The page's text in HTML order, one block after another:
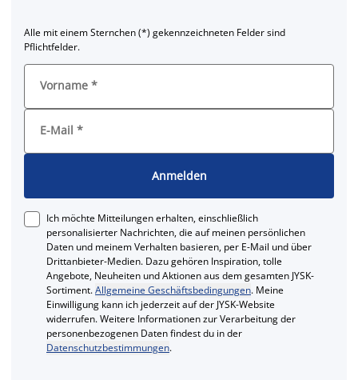
Alle mit einem Sternchen (*) gekennzeichneten Felder sind
Pflichtfelder.
Vorname *
E-Mail *
Anmelden
Ich möchte Mitteilungen erhalten, einschließlich
personalisierter Nachrichten, die auf meinen persönlichen
Daten und meinem Verhalten basieren, per E-Mail und über
Drittanbieter-Medien. Dazu gehören Inspiration, tolle
Angebote, Neuheiten und Aktionen aus dem gesamten JYSK-
Sortiment.Allgemeine Geschäftsbedingungen. Meine
Einwilligung kann ich jederzeit auf der JYSK-Website
widerrufen. Weitere Informationen zur Verarbeitung der
personenbezogenen Daten findest du in der
Datenschutzbestimmungen.